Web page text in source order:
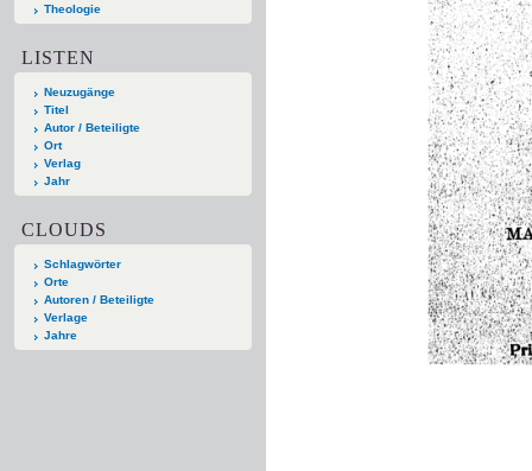
Theologie
LISTEN
Neuzugänge
Titel
Autor / Beteiligte
Ort
Verlag
Jahr
CLOUDS
Schlagwörter
Orte
Autoren / Beteiligte
Verlage
Jahre